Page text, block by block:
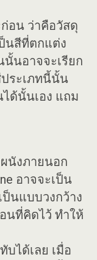
ก่อน ว่าคือวัสดุ
นสีที่ตกแต่ง
นอาจจะเรียก
ประเภทนี้นั้น
ด้นั้นเอง แถม
นังภายนอก
อาจจะเป็น
นแบบวงกว้าง
นที่คิดไว้ ทำให้
บได้เลย เมื่อ